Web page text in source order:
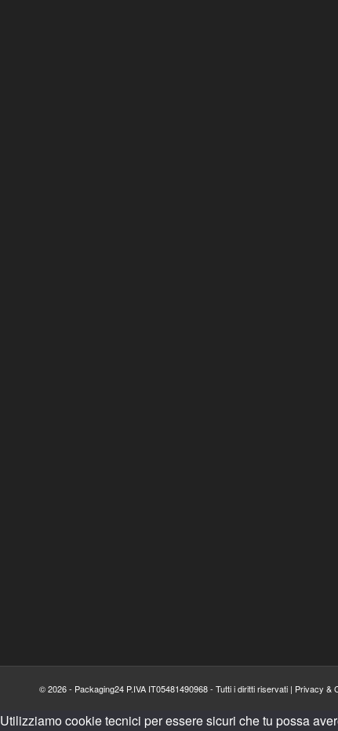
© 2026 - Packaging24 P.IVA IT05481490968 - Tutti i diritti riservati | Privacy &
Utilizziamo cookie tecnici per essere sicuri che tu possa